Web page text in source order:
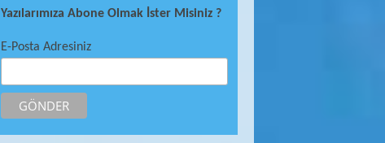
Yazılarımıza Abone Olmak İster Misiniz ?
E-Posta Adresiniz